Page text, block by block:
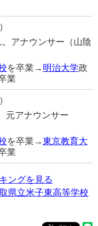
アナウンサー（山陰
を卒業→ 明治大学政
業
元アナウンサー
を卒業→東京教育大
業
ングを見る
県立米子東高等学校